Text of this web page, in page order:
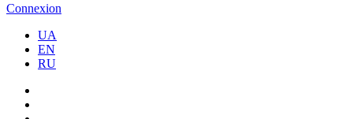
Connexion
UA
EN
RU